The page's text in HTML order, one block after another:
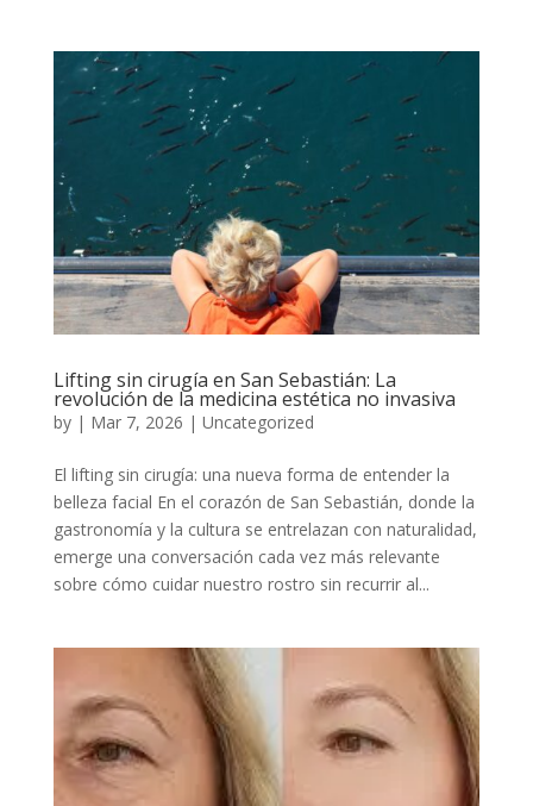
Lifting sin cirugía en San Sebastián: La
revolución de la medicina estética no invasiva
by | Mar 7, 2026 | Uncategorized
El lifting sin cirugía: una nueva forma de entender la
belleza facial En el corazón de San Sebastián, donde la
gastronomía y la cultura se entrelazan con naturalidad,
emerge una conversación cada vez más relevante
sobre cómo cuidar nuestro rostro sin recurrir al...